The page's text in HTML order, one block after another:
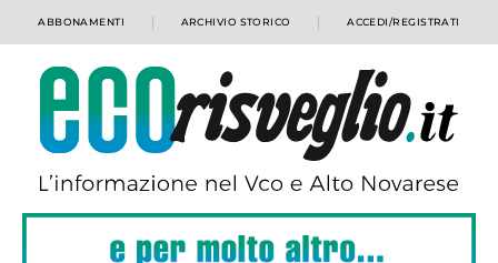
ABBONAMENTI ARCHIVIO STORICO ACCEDI/REGISTRATI